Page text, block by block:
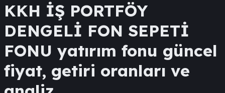
KKH İŞ PORTFÖY
DENGELİ FON SEPETİ
FONU yatırım fonu güncel
fiyat, getiri oranları ve